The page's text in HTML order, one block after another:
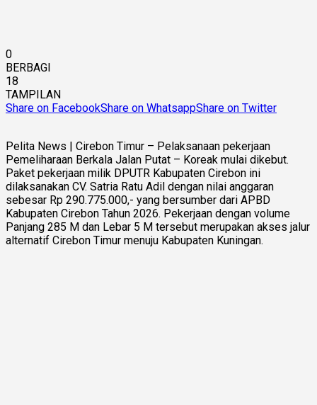
0
BERBAGI
18
TAMPILAN
Share on FacebookShare on WhatsappShare on Twitter
Pelita News | Cirebon Timur – Pelaksanaan pekerjaan
Pemeliharaan Berkala Jalan Putat – Koreak mulai dikebut.
Paket pekerjaan milik DPUTR Kabupaten Cirebon ini
dilaksanakan CV. Satria Ratu Adil dengan nilai anggaran
sebesar Rp 290.775.000,- yang bersumber dari APBD
Kabupaten Cirebon Tahun 2026. Pekerjaan dengan volume
Panjang 285 M dan Lebar 5 M tersebut merupakan akses jalur
alternatif Cirebon Timur menuju Kabupaten Kuningan.